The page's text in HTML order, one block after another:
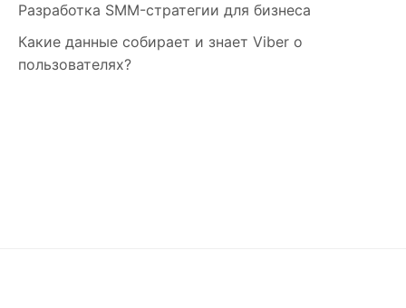
Разработка SMM-стратегии для бизнеса
Какие данные собирает и знает Viber о
пользователях?